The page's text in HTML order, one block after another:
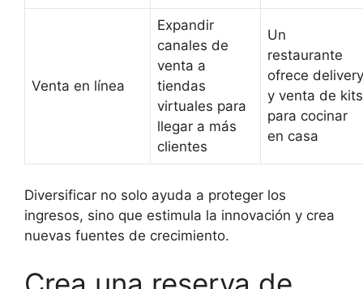
Venta en línea
Expandir
canales de
venta a
tiendas
virtuales para
llegar a más
clientes
Un
restaurante
ofrece delivery
y venta de kits
para cocinar
en casa
Diversificar no solo ayuda a proteger los
ingresos, sino que estimula la innovación y crea
nuevas fuentes de crecimiento.